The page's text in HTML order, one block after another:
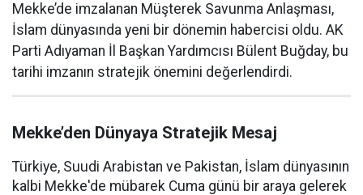
Mekke’de imzalanan Müşterek Savunma Anlaşması,
İslam dünyasında yeni bir dönemin habercisi oldu. AK
Parti Adıyaman İl Başkan Yardımcısı Bülent Buğday, bu
tarihi imzanın stratejik önemini değerlendirdi.
Mekke’den Dünyaya Stratejik Mesaj
Türkiye, Suudi Arabistan ve Pakistan, İslam dünyasının
kalbi Mekke'de mübarek Cuma günü bir araya gelerek